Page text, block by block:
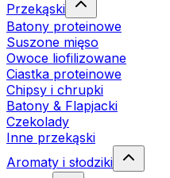
Przekąski
Batony proteinowe
Suszone mięso
Owoce liofilizowane
Ciastka proteinowe
Chipsy i chrupki
Batony & Flapjacki
Czekolady
Inne przekąski
Aromaty i słodziki